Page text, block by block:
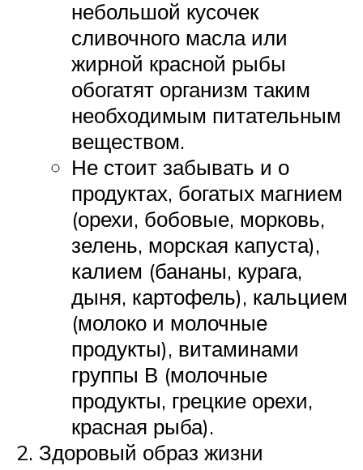
небольшой кусочек
сливочного масла или
жирной красной рыбы
обогатят организм таким
необходимым питательным
веществом.
Не стоит забывать и о
продуктах, богатых магнием
(орехи, бобовые, морковь,
зелень, морская капуста),
калием (бананы, курага,
дыня, картофель), кальцием
(молоко и молочные
продукты), витаминами
группы В (молочные
продукты, грецкие орехи,
красная рыба).
Здоровый образ жизни